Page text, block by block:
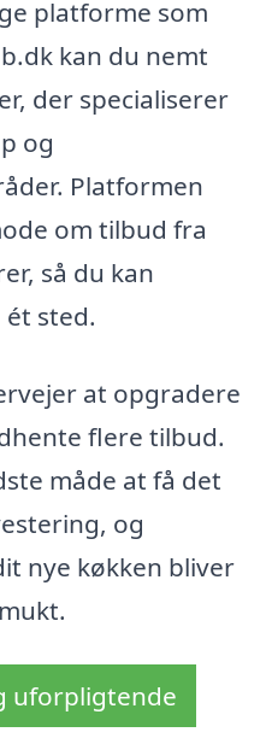
platforme som
kan du nemt
der specialiserer
og
Platformen
om tilbud fra
så du kan
sted.
at opgradere
flere tilbud.
måde at få det
og
nye køkken bliver
uforpligtende